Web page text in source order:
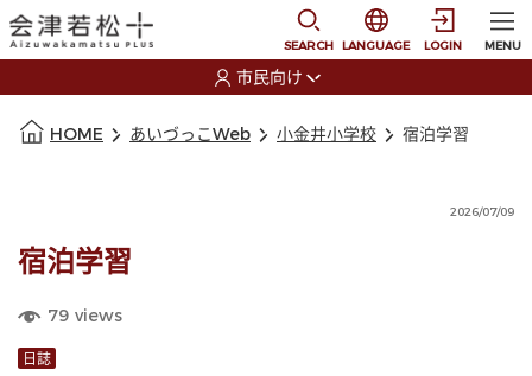
SEARCH
選択すると言語の切
LANGUAGE LOGIN MENU
市民向け
HOME あいづっこWeb 小金井小学校 宿泊学習
2026/07/09
宿泊学習
79 views
日誌